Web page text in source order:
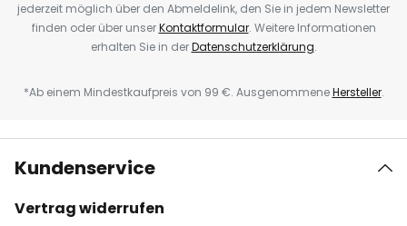
jederzeit möglich über den Abmeldelink, den Sie in jedem Newsletter
finden oder über unserKontaktformular. Weitere Informationen
erhalten Sie in derDatenschutzerklärung.
*Ab einem Mindestkaufpreis von 99 €. AusgenommeneHersteller.
Kundenservice
Vertrag widerrufen